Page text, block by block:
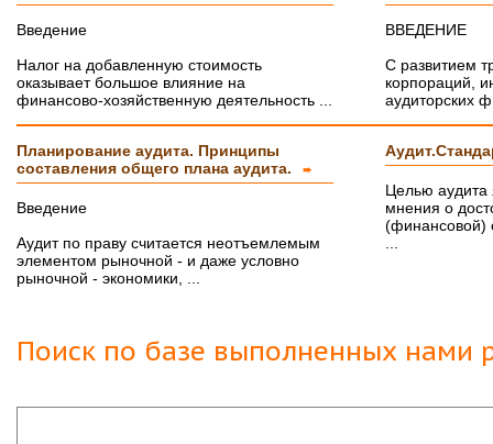
Введение
Налог на добавленную стоимость
оказывает большое влияние на
финансово-хозяйственную деятельность ...
ВВЕДЕНИЕ
С развитием
корпораций,
аудиторских
Планирование аудита. Принципы
составления общего плана аудита.
➨
Введение
Аудит по праву считается неотъемлемым
элементом рыночной - и даже условно
рыночной - экономики, ...
Целью аудита
мнения о
(финансовой)
Поиск по базе выполненных нами